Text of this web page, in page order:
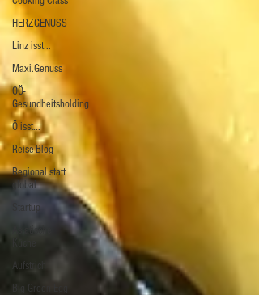
HERZGENUSS
Linz isst...
Maxi.Genuss
OÖ-
Gesundheitsholding
Ö isst...
Reise-Blog
Regional statt
global
Startup
Asiatische
Aufstrich
Big Green Egg